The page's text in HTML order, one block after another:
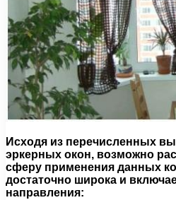
Исходя из перечисленных
эркерных окон, возможно
сферу применения данных
достаточно широка и
направления: